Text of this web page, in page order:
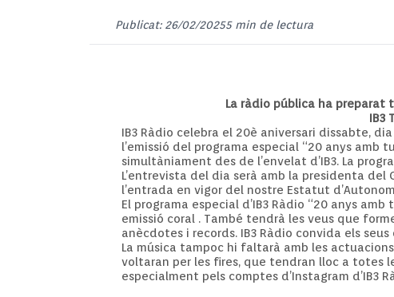
Publicat: 26/02/20255 min de lectura
La ràdio pública ha preparat
IB3
IB3 Ràdio celebra el 20è aniversari dissabte,
l’emissió del programa especial “20 anys amb
simultàniament des de l’envelat d’IB3. La
L’entrevista del dia serà amb la presidenta del
l’entrada en vigor del nostre Estatut
El programa especial d’IB3 Ràdio “20 anys
emissió coral . També tendrà les veus que
anècdotes i records. IB3 Ràdio convida els
La música tampoc hi faltarà amb les
voltaran per les fires, que tendran lloc a totes
especialment pels comptes d’Instagram d’IB3